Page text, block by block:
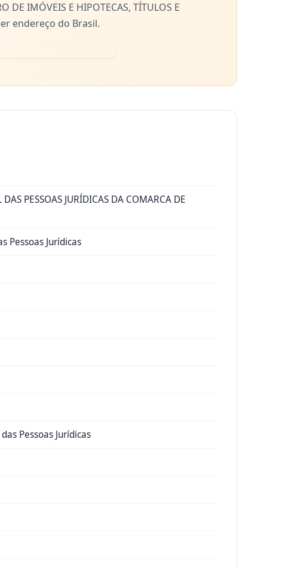
DE IMÓVEIS E HIPOTECAS, TÍTULOS E
endereço do Brasil.
PESSOAS JURÍDICAS DA COMARCA DE
Pessoas Jurídicas
Pessoas Jurídicas